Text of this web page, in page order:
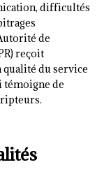
difficultés
de
reçoit
du service
témoigne de